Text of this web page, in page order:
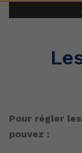
Notre offre
Patients
Le Centre
Pour régler
pouvez :